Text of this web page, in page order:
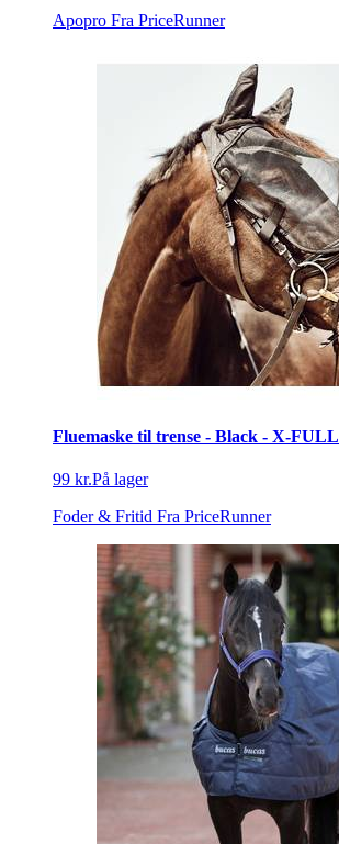
Apopro Fra PriceRunner
Fluemaske til trense - Black - X-FULL
99 kr.På lager
Foder & Fritid Fra PriceRunner